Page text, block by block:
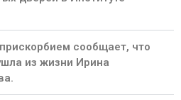
сообщает, что
из жизни Ирина